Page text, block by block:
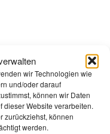
wir Technologien wie
und/oder darauf
können wir Daten
dieser Website verarbeiten.
zurückziehst, können
werden.